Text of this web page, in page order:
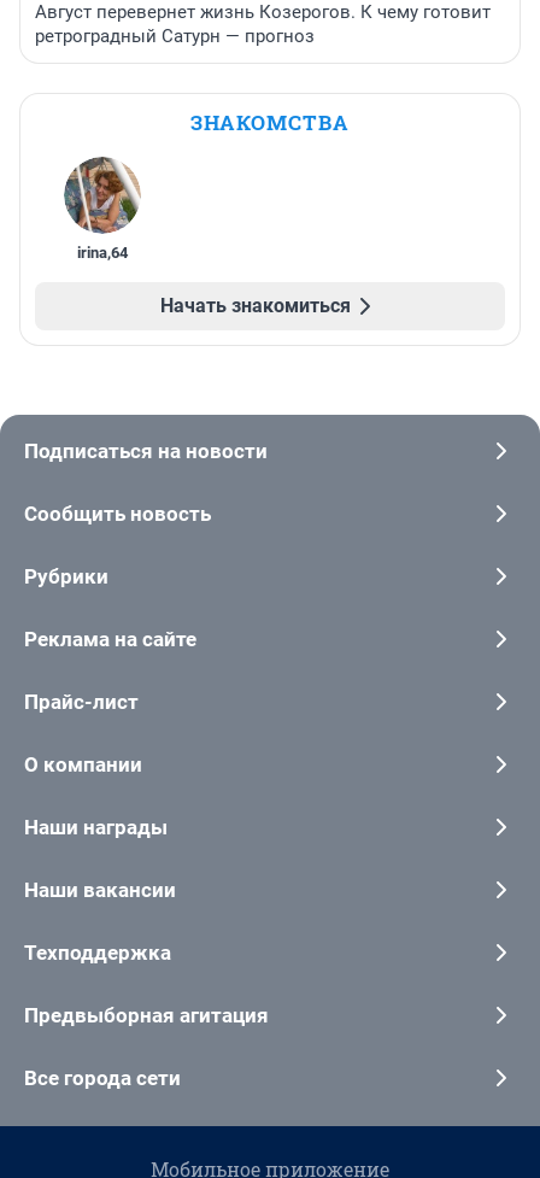
Август перевернет жизнь Козерогов. К чему готовит
ретроградный Сатурн — прогноз
ЗНАКОМСТВА
irina,64
Начать знакомиться
Подписаться на новости
Сообщить новость
Рубрики
Реклама на сайте
Прайс-лист
О компании
Наши награды
Наши вакансии
Техподдержка
Предвыборная агитация
Все города сети
Мобильное приложение